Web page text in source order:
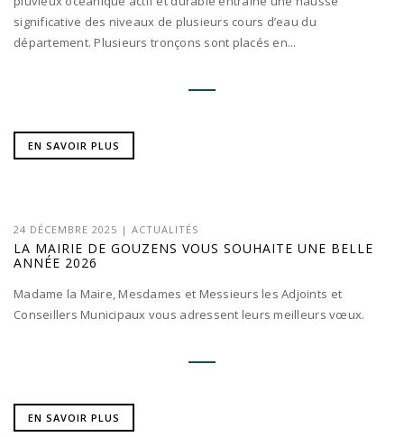
significative des niveaux de plusieurs cours d’eau du
département. Plusieurs tronçons sont placés en...
EN SAVOIR PLUS
24 DÉCEMBRE 2025 | ACTUALITÉS
LA MAIRIE DE GOUZENS VOUS SOUHAITE UNE BELLE
ANNÉE 2026
Madame la Maire, Mesdames et Messieurs les Adjoints et
Conseillers Municipaux vous adressent leurs meilleurs vœux.
EN SAVOIR PLUS